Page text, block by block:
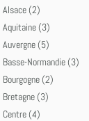
Alsace (2)
Aquitaine (3)
Auvergne (5)
Basse-Normandie (3)
Bourgogne (2)
Bretagne (3)
Centre (4)